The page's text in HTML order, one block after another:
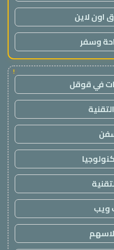
اون لاين
وسفر
!
في قوقل